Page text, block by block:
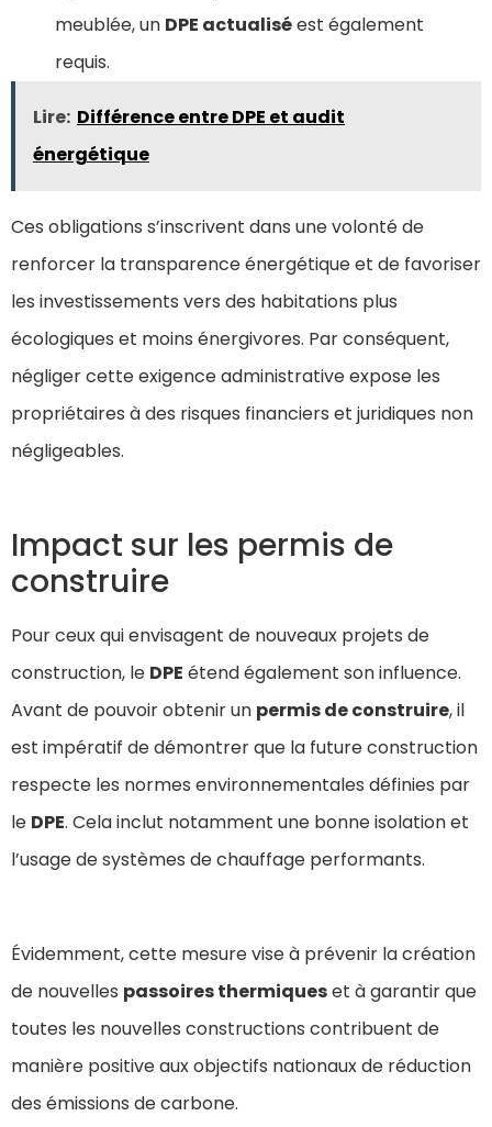
meublée, un DPE actualiséest également
requis.
Lire: Différence entre DPE et audit
énergétique
Ces obligations s’inscrivent dans une volonté de
renforcer la transparence énergétique et de favoriser
les investissements vers des habitations plus
écologiques et moins énergivores. Par conséquent,
négliger cette exigence administrative expose les
propriétaires à des risques financiers et juridiques non
négligeables.
Impact sur les permis de
construire
Pour ceux qui envisagent de nouveaux projets de
construction, le DPE étend également son influence.
Avant de pouvoir obtenir un permis de construire, il
est impératif de démontrer que la future construction
respecte les normes environnementales définies par
le DPE. Cela inclut notamment une bonne isolation et
l’usage de systèmes de chauffage performants.
Évidemment, cette mesure vise à prévenir la création
de nouvelles passoires thermiqueset à garantir que
toutes les nouvelles constructions contribuent de
manière positive aux objectifs nationaux de réduction
des émissions de carbone.